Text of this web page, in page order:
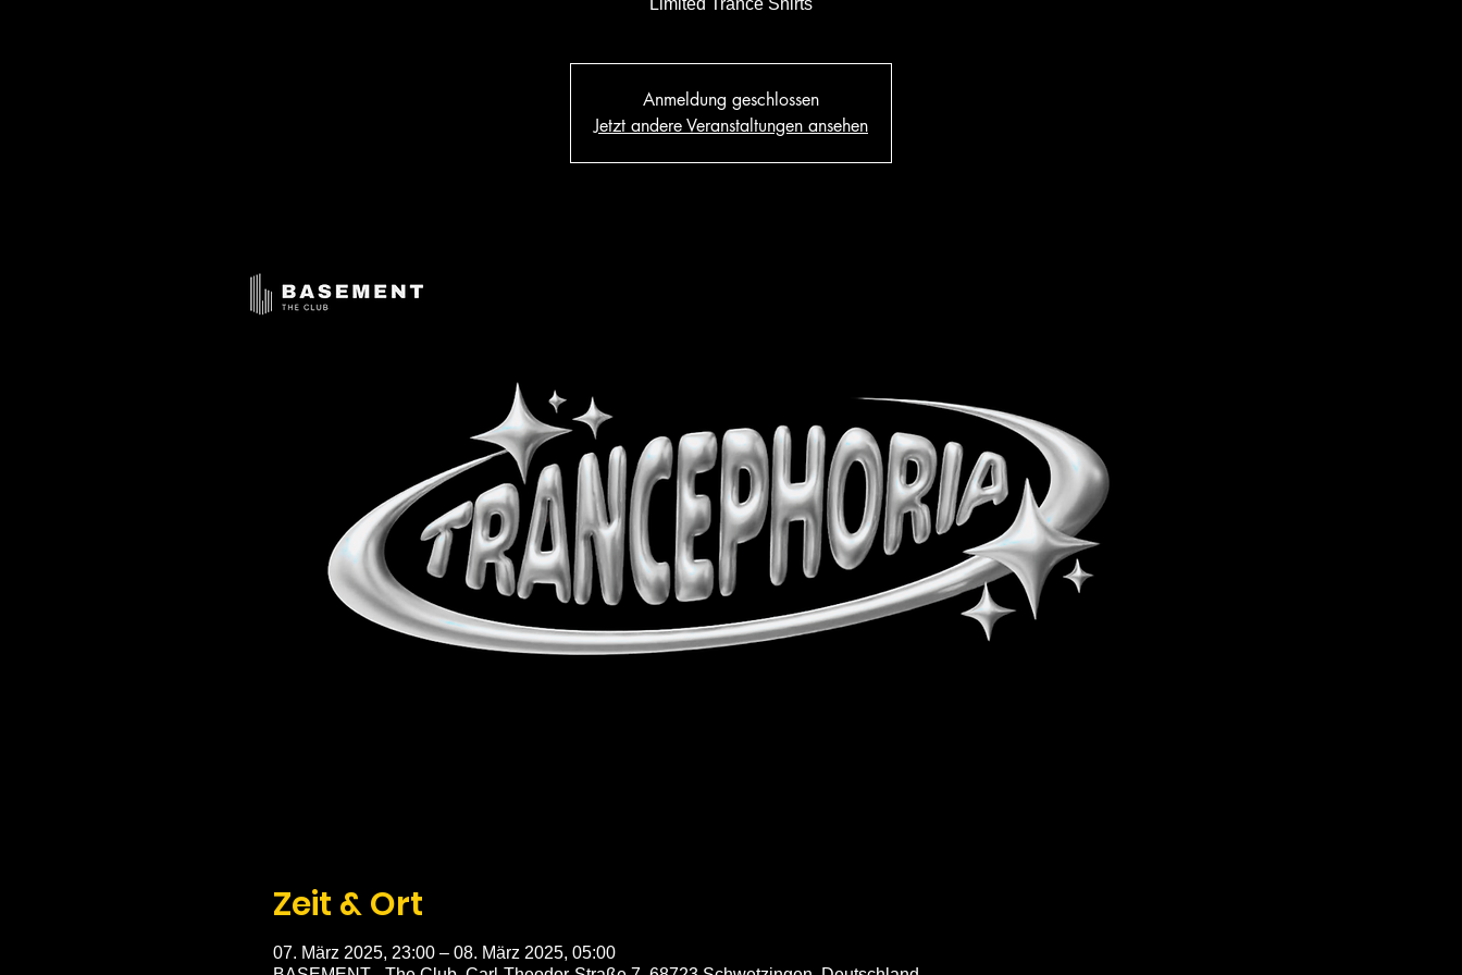
Limited Trance Shirts
Anmeldung geschlossen
Jetzt andere Veranstaltungen ansehen
Zeit & Ort
07. März 2025, 23:00 – 08. März 2025, 05:00